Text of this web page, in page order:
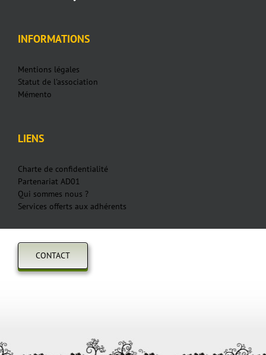
INFORMATIONS
Mentions légales
Statut de l'association
Mémento
LIENS
Charte de confidentialité
Partenariat AD01
Qui sommes nous ?
Services offerts aux adhérents
CONTACT